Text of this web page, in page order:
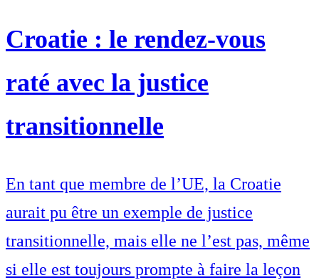
Croatie : le rendez-vous
raté avec la justice
transitionnelle
En tant que membre de l’UE, la Croatie
aurait pu être un exemple de justice
transitionnelle, mais elle ne l’est pas, même
si elle est toujours prompte à faire la leçon